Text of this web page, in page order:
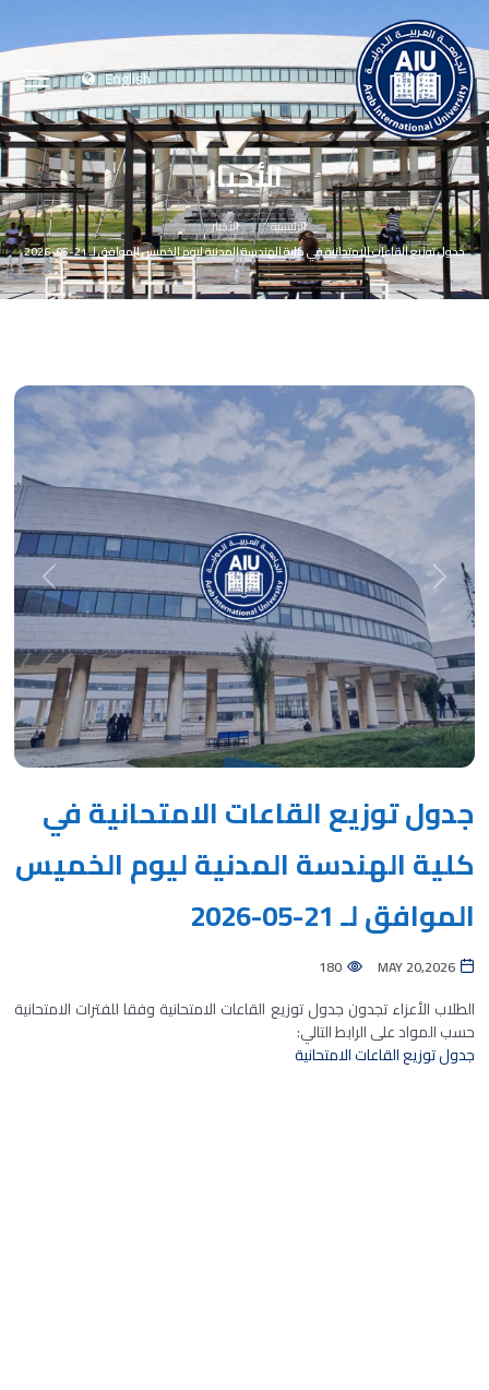
English
الأخبار
الرئيسية
الأخبار
جدول توزيع القاعات الامتحانية في كلية الهندسة المدنية ليوم الخميس الموافق لـ 21-05-2026
Previous
Next
جدول توزيع القاعات الامتحانية في
كلية الهندسة المدنية ليوم الخميس
الموافق لـ 21-05-2026
MAY 20,2026
180
الطلاب الأعزاء تجدون جدول توزيع القاعات الامتحانية وفقا للفترات الامتحانية
حسب المواد على الرابط التالي:
جدول توزيع القاعات الامتحانية